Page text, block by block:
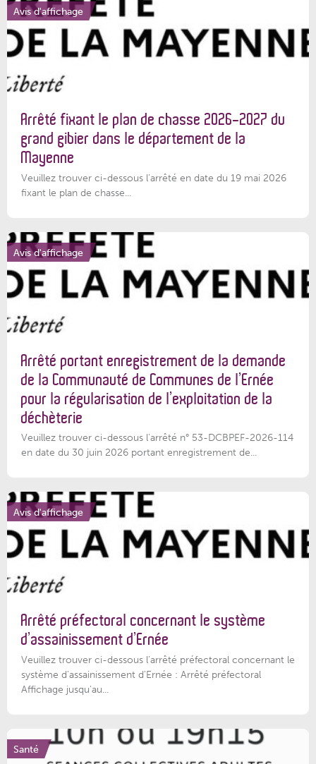
Avis d'affichage
Arrêté fixant le plan de chasse 2026-2027 du
grand gibier dans le département de la
Mayenne
Veuillez trouver ci-dessous l’arrêté en date du 19 mai 2026
fixant le plan de chasse...
Avis d'affichage
Arrêté portant enregistrement de la demande
de la Communauté de Communes de l’Ernée
pour la régularisation de l’exploitation de la
déchèterie
Veuillez trouver ci-dessous l'arrêté n° 53-DCBPEF-2026-114
en date du 30 juin 2026 portant enregistrement de...
Avis d'affichage
Arrêté préfectoral concernant le système
d’assainissement d’Ernée
Veuillez trouver ci-dessous l’arrêté préfectoral concernant le
système d'assainissement d'Ernée : Arrêté préfectoral
Affichage jusqu'au...
Santé